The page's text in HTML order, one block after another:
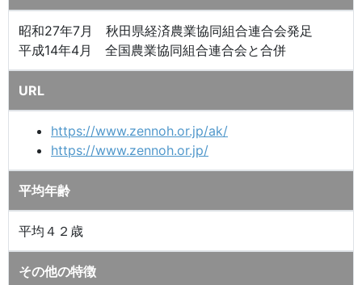
昭和27年7月 秋田県経済農業協同組合連合会発足
平成14年4月 全国農業協同組合連合会と合併
URL
https://www.zennoh.or.jp/ak/
https://www.zennoh.or.jp/
平均年齢
平均４２歳
その他の特徴